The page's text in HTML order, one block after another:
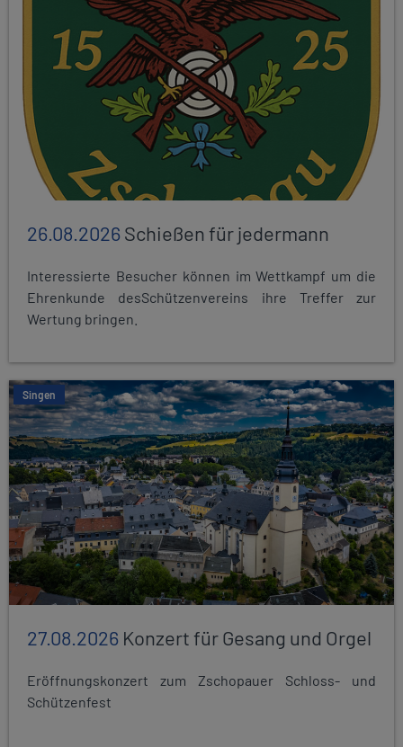
26.08.2026Schießen für jedermann
Interessierte Besucher können im Wettkampf um die
Ehrenkunde desSchützenvereins ihre Treffer zur
Wertung bringen.
Singen
27.08.2026 Konzert für Gesang und Orgel
Eröffnungskonzert zum Zschopauer Schloss- und
Schützenfest